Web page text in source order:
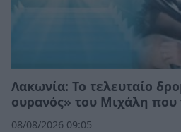
Λακωνία: Το τελευταίο
ουρανός» του Μιχάλη που
08/08/2026 09:05